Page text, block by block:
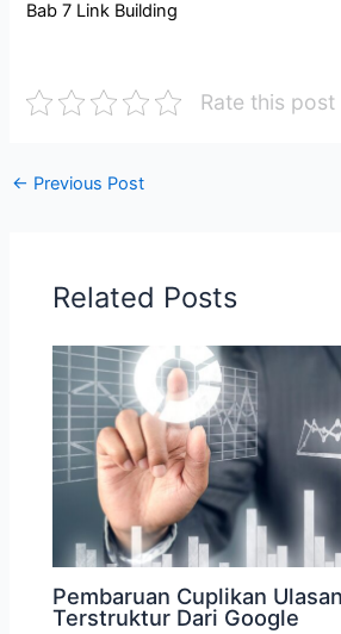
Bab 7 Link Building
Rate this post
← Previous Post
Related Posts
Pembaruan Cuplikan
Terstruktur Dari Google